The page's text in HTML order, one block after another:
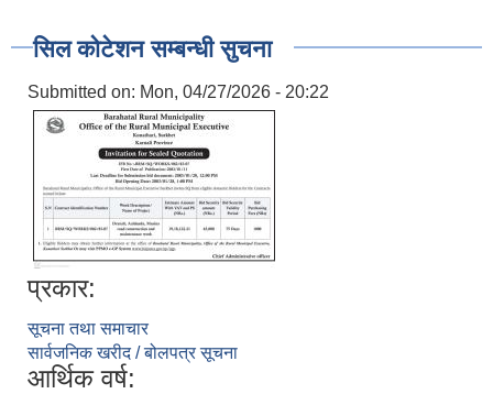
सिल कोटेशन सम्बन्धी सुचना
Submitted on: Mon, 04/27/2026 - 20:22
प्रकार:
सूचना तथा समाचार
सार्वजनिक खरीद / बोलपत्र सूचना
आर्थिक वर्ष: